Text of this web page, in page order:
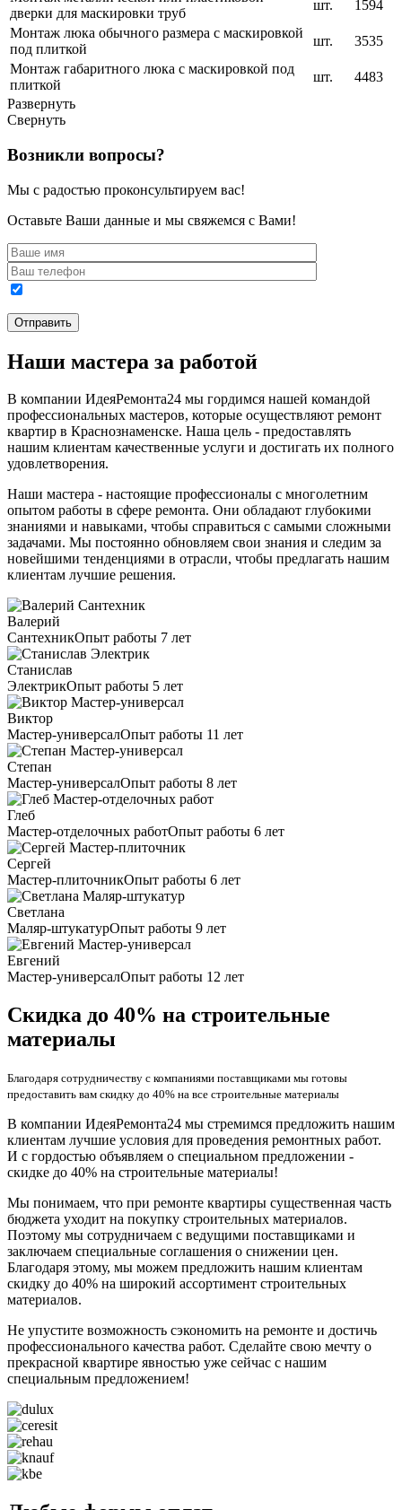
дверки для маскировки труб
шт.
1594
Монтаж люка обычного размера с маскировкой
под плиткой
шт.
3535
Монтаж габаритного люка с маскировкой под
плиткой
шт.
4483
Развернуть
Свернуть
Возникли вопросы?
Мы с радостью проконсультируем вас!
Оставьте Ваши данные и мы свяжемся с Вами!
Наши мастера за работой
В компании ИдеяРемонта24 мы гордимся нашей командой
профессиональных мастеров, которые осуществляют ремонт
квартир в Краснознаменске. Наша цель - предоставлять
нашим клиентам качественные услуги и достигать их полного
удовлетворения.
Наши мастера - настоящие профессионалы с многолетним
опытом работы в сфере ремонта. Они обладают глубокими
знаниями и навыками, чтобы справиться с самыми сложными
задачами. Мы постоянно обновляем свои знания и следим за
новейшими тенденциями в отрасли, чтобы предлагать нашим
клиентам лучшие решения.
Валерий
СантехникОпыт работы 7 лет
Станислав
ЭлектрикОпыт работы 5 лет
Виктор
Мастер-универсалОпыт работы 11 лет
Степан
Мастер-универсалОпыт работы 8 лет
Глеб
Мастер-отделочных работОпыт работы 6 лет
Сергей
Мастер-плиточникОпыт работы 6 лет
Светлана
Маляр-штукатурОпыт работы 9 лет
Евгений
Мастер-универсалОпыт работы 12 лет
Скидка до 40% на строительные
материалы
Благодаря сотрудничеству с компаниями поставщиками мы готовы
предоставить вам скидку до 40% на все строительные материалы
В компании ИдеяРемонта24 мы стремимся предложить нашим
клиентам лучшие условия для проведения ремонтных работ.
И с гордостью объявляем о специальном предложении -
скидке до 40% на строительные материалы!
Мы понимаем, что при ремонте квартиры существенная часть
бюджета уходит на покупку строительных материалов.
Поэтому мы сотрудничаем с ведущими поставщиками и
заключаем специальные соглашения о снижении цен.
Благодаря этому, мы можем предложить нашим клиентам
скидку до 40% на широкий ассортимент строительных
материалов.
Не упустите возможность сэкономить на ремонте и достичь
профессионального качества работ. Сделайте свою мечту о
прекрасной квартире явностью уже сейчас с нашим
специальным предложением!